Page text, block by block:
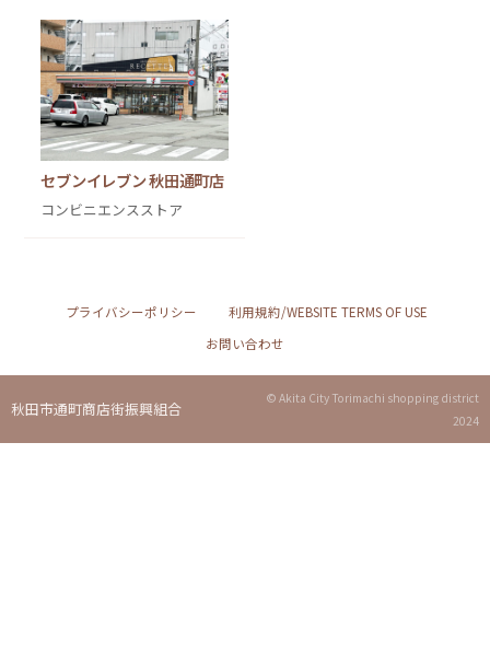
セブンイレブン 秋田通町店
コンビニエンスストア
プライバシーポリシー
利用規約/WEBSITE TERMS OF USE
お問い合わせ
秋田市通町商店街振興組合
© Akita City Torimachi shopping district
2024